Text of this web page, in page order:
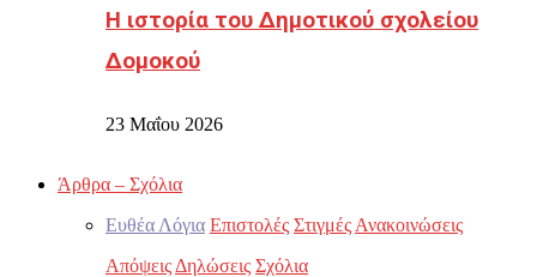
Η ιστορία του Δημοτικού σχολείου
Δομοκού
23 Μαΐου 2026
Άρθρα – Σχόλια
Ευθέα Λόγια Επιστολές Στιγμές Ανακοινώσεις
Απόψεις Δηλώσεις Σχόλια